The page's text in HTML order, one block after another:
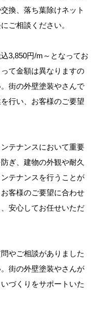
換、落ち葉除けネット
ご相談ください。
3,850円/m～となってお
て金額は異なりますの
街の外壁塗装やさんで
行い、お客様のご要望
テナンスにおいて重要
ぎ、建物の外観や耐久
テナンスを行うことが
客様のご要望に合わせ
安心してお任せいただ
やご相談がありました
街の外壁塗装やさんが
づくりをサポートいた